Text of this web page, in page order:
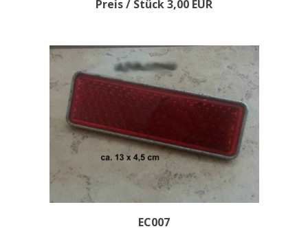
Preis / Stück 3,00 EUR
EC007